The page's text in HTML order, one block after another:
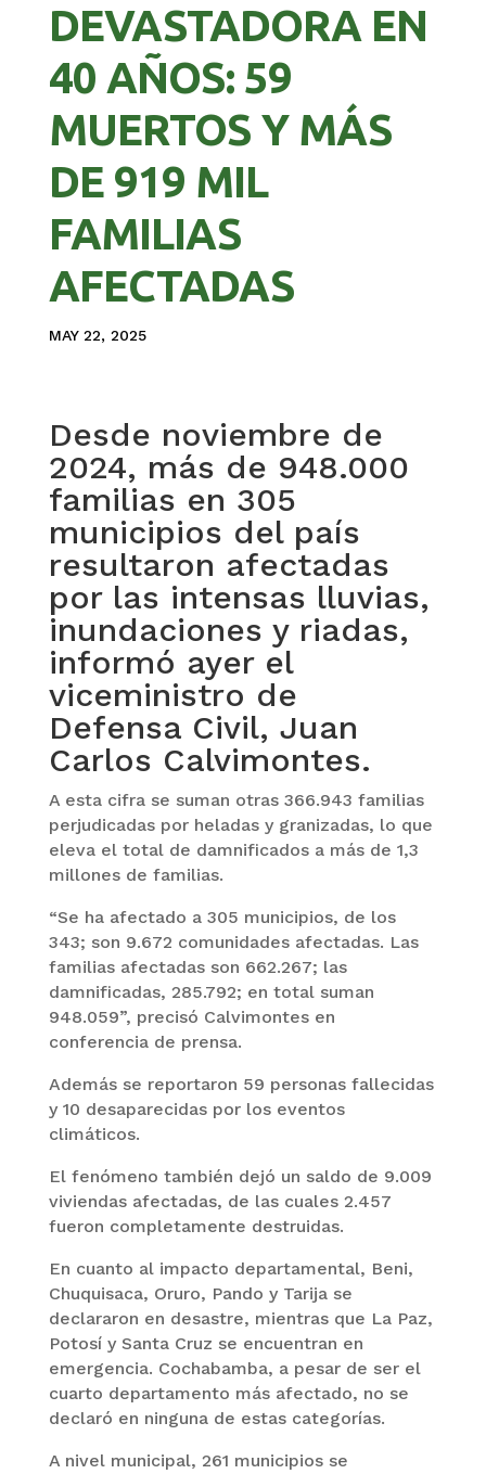
DEVASTADORA EN
40 AÑOS: 59
MUERTOS Y MÁS
DE 919 MIL
FAMILIAS
AFECTADAS
MAY 22, 2025
Desde noviembre de
2024, más de 948.000
familias en 305
municipios del país
resultaron afectadas
por las intensas lluvias,
inundaciones y riadas,
informó ayer el
viceministro de
Defensa Civil, Juan
Carlos Calvimontes.
A esta cifra se suman otras 366.943 familias
perjudicadas por heladas y granizadas, lo que
eleva el total de damnificados a más de 1,3
millones de familias.
“Se ha afectado a 305 municipios, de los
343; son 9.672 comunidades afectadas. Las
familias afectadas son 662.267; las
damnificadas, 285.792; en total suman
948.059”, precisó Calvimontes en
conferencia de prensa.
Además se reportaron 59 personas fallecidas
y 10 desaparecidas por los eventos
climáticos.
El fenómeno también dejó un saldo de 9.009
viviendas afectadas, de las cuales 2.457
fueron completamente destruidas.
En cuanto al impacto departamental, Beni,
Chuquisaca, Oruro, Pando y Tarija se
declararon en desastre, mientras que La Paz,
Potosí y Santa Cruz se encuentran en
emergencia. Cochabamba, a pesar de ser el
cuarto departamento más afectado, no se
declaró en ninguna de estas categorías.
A nivel municipal, 261 municipios se